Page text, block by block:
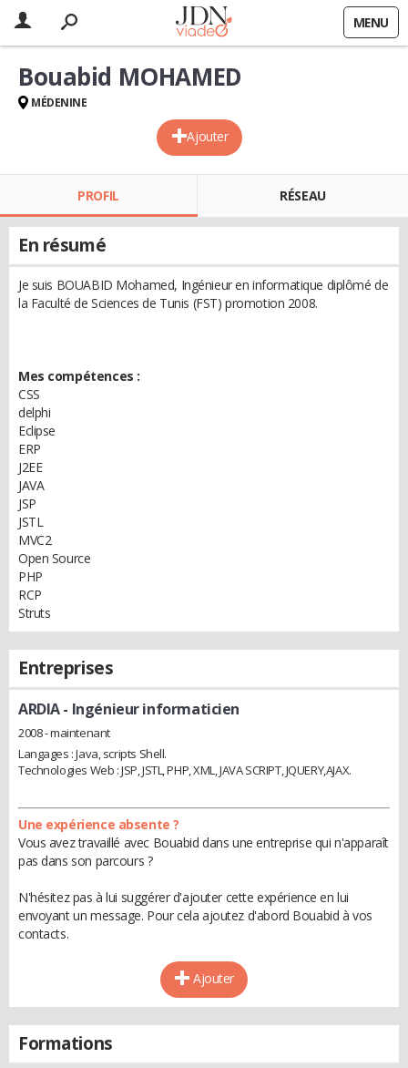
MENU
Ajouter
Bouabid MOHAMED
MÉDENINE
PROFIL RÉSEAU
En résumé
Je suis BOUABID Mohamed, Ingénieur en informatique diplômé de
la Faculté de Sciences de Tunis (FST) promotion 2008.
Mes compétences :
CSS
delphi
Eclipse
ERP
J2EE
JAVA
JSP
JSTL
MVC2
Open Source
PHP
RCP
Struts
Entreprises
ARDIA- Ingénieur informaticien
2008 - maintenant
Langages : Java, scripts Shell.
Technologies Web : JSP, JSTL, PHP, XML, JAVA SCRIPT, JQUERY,AJAX.
Une expérience absente ?
Vous avez travaillé avec Bouabid dans une entreprise qui n'apparaît
pas dans son parcours ?
N'hésitez pas à lui suggérer d'ajouter cette expérience en lui
envoyant un message. Pour cela ajoutez d'abord Bouabid à vos
contacts.
Ajouter
Formations